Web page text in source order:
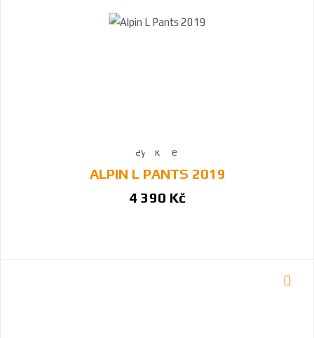
ALPIN L PANTS 2019
4 390 Kč